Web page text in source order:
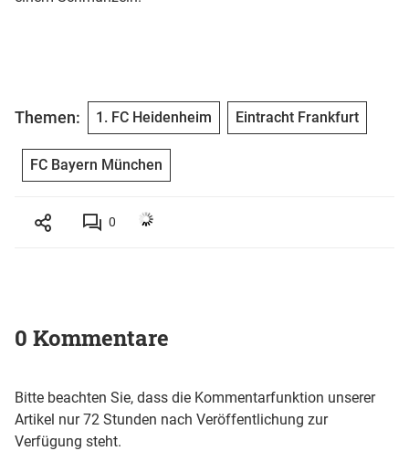
Themen: 1. FC Heidenheim Eintracht Frankfurt
FC Bayern München
0
0 Kommentare
Bitte beachten Sie, dass die Kommentarfunktion unserer
Artikel nur 72 Stunden nach Veröffentlichung zur
Verfügung steht.